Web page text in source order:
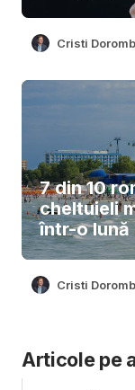
Cristi
7 din 10
cheltuieli
într-o
Cristi
Articole pe